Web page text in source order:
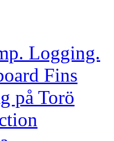
Logging.
Fins
på Torö